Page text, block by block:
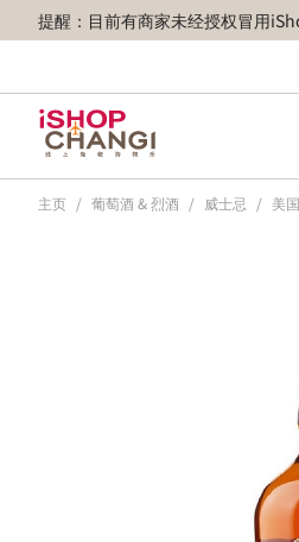
提醒：目前有商家未经授权冒用
主页 / 葡萄酒 & 烈酒 / 威士忌 / 美